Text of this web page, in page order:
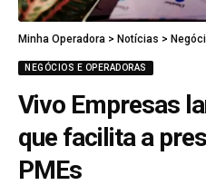
Minha Operadora > Notícias >
NEGÓCIOS E OPERADORAS
Vivo Empresas
que facilita a
PMEs